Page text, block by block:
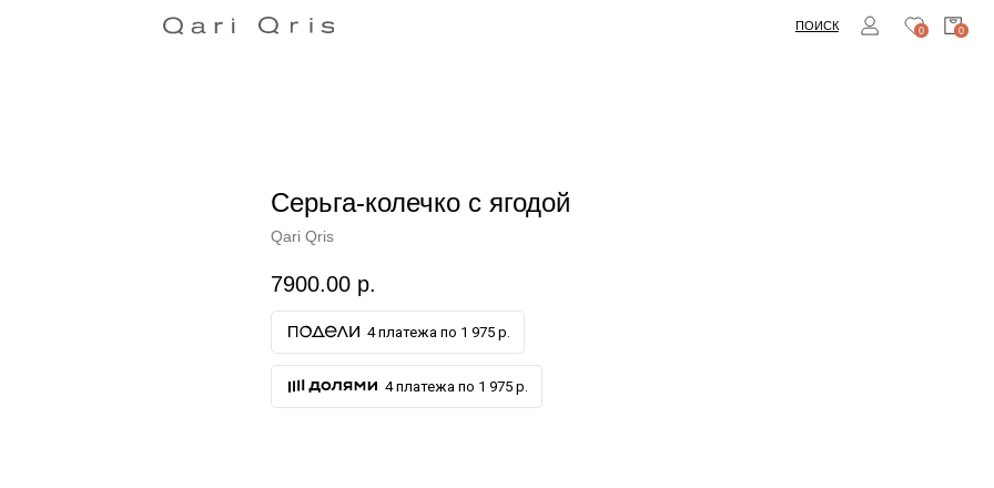
0
Серьга-колечко с ягодой
Qari Qris
7900.00 р.
4 платежа по 1 975 р.
4 платежа по 1 975 р.